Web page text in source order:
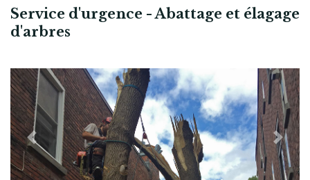
Service d'urgence - Abattage et élagage
d'arbres
Previous Next